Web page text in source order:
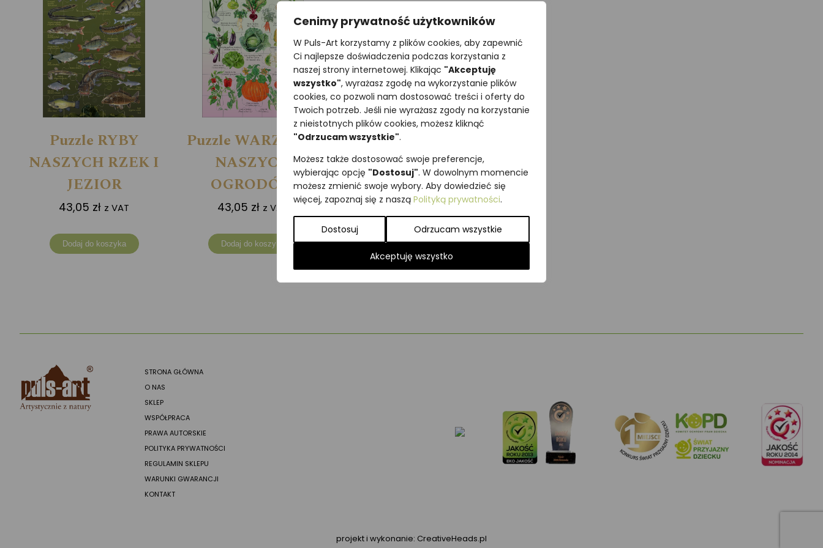
Cenimy prywatność użytkowników
W Puls-Art korzystamy z plików cookies, aby zapewnić
Ci najlepsze doświadczenia podczas korzystania z
naszej strony internetowej. Klikając "Akceptuję
wszystko", wyrażasz zgodę na wykorzystanie plików
cookies, co pozwoli nam dostosować treści i oferty do
Twoich potrzeb. Jeśli nie wyrażasz zgody na korzystanie
z nieistotnych plików cookies, możesz kliknąć
"Odrzucam wszystkie".
Możesz także dostosować swoje preferencje,
wybierając opcję "Dostosuj". W dowolnym momencie
możesz zmienić swoje wybory. Aby dowiedzieć się
więcej, zapoznaj się z naszą Polityką prywatności.
Dostosuj Odrzucam wszystkie
Akceptuję wszystko
Puzzle RYBY
NASZYCH RZEK I
JEZIOR
43,05 zł z VAT
Dodaj do koszyka
Puzzle WARZYWA
NASZYCH
OGRODÓW
43,05 zł z VAT
Dodaj do koszyka
STRONA GŁÓWNA
O NAS
SKLEP
WSPÓŁPRACA
PRAWA AUTORSKIE
POLITYKA PRYWATNOŚCI
REGULAMIN SKLEPU
WARUNKI GWARANCJI
KONTAKT
projekt i wykonanie: CreativeHeads.pl